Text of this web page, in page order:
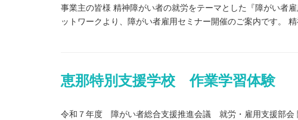
事業主の皆様 精神障がい者の就労をテーマとした『障がい者
ットワークより、障がい者雇用セミナー開催のご案内です。
恵那特別支援学校 作業学習体験
令和７年度 障がい者総合支援推進会議 就労・雇用支援部会